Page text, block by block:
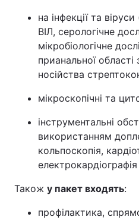
на інфекції та
ВІЛ, серологічне
мікробіологічне
прианальної
носійства
мікроскопічні та
інструментальні
використанням
кольпоскопія,
електрокардіографія
Також у пакет входять:
профілактика,